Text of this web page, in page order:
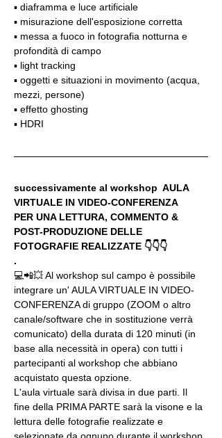
▪️ diaframma e luce artificiale
▪️ misurazione dell'esposizione corretta
▪️ messa a fuoco in fotografia notturna e
profondità di campo
▪️ light tracking
▪️ oggetti e situazioni in movimento (acqua,
mezzi, persone)
▪️ effetto ghosting
▪️ HDRI
successivamente al workshop  AULA
VIRTUALE IN VIDEO-CONFERENZA
PER UNA LETTURA, COMMENTO &
POST-PRODUZIONE DELLE
FOTOGRAFIE REALIZZATE 👇👇👇
.
💻📲💥 Al workshop sul campo è possibile
integrare un' AULA VIRTUALE IN VIDEO-
CONFERENZA di gruppo (ZOOM o altro
canale/software che in sostituzione verrà
comunicato) della durata di 120 minuti (in
base alla necessità in opera) con tutti i
partecipanti al workshop che abbiano
acquistato questa opzione.
L'aula virtuale sarà divisa in due parti. Il
fine della PRIMA PARTE sarà la visone e la
lettura delle fotografie realizzate e